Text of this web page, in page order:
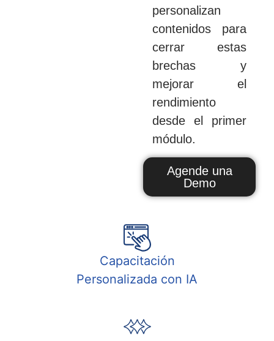
Capacitación
Personalizada con IA
personalizan
contenidos para
cerrar estas
brechas y
mejorar el
rendimiento
desde el primer
módulo.
Agende una
Demo